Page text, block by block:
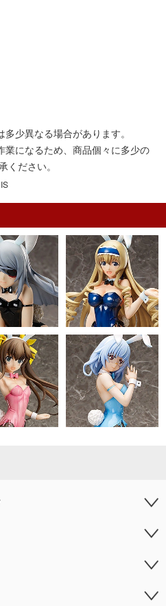
少異なる場合があります。
業になるため、商品個々に多少の
ください。